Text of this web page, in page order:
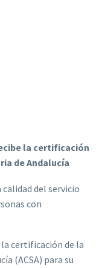
la certificación
de Andalucía
calidad del servicio
con
la certificación de la
(ACSA) para su